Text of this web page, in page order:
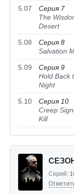
5.07
Серия 7
The
Desert
5.08
Серия 8
Salvation
5.09
Серия 9
Hold Back
Night
5.10
Серия 10
Creep
Kill
Серий: